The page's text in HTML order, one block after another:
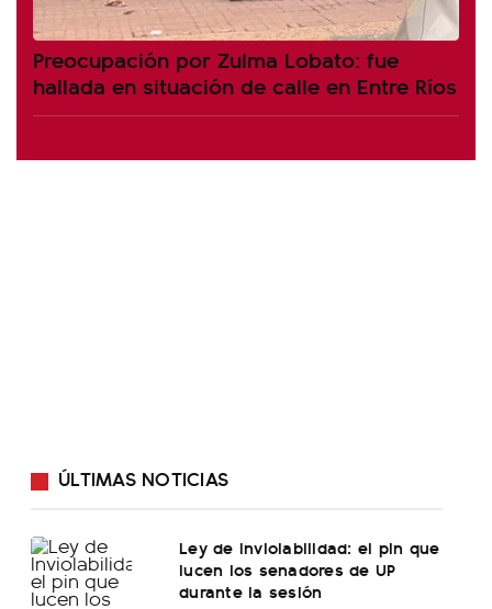
Preocupación por Zulma Lobato: fue
hallada en situación de calle en Entre Ríos
ÚLTIMAS NOTICIAS
Ley de Inviolabilidad: el pin que
lucen los senadores de UP
durante la sesión